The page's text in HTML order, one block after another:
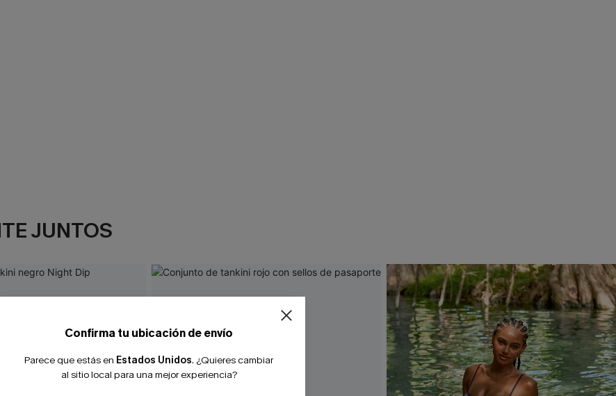
JUNTOS
Confirma tu ubicación de envío
Parece que estás en Estados Unidos. ¿Quieres cambiar
al sitio local para una mejor experiencia?
-10% extra sin compra mínima